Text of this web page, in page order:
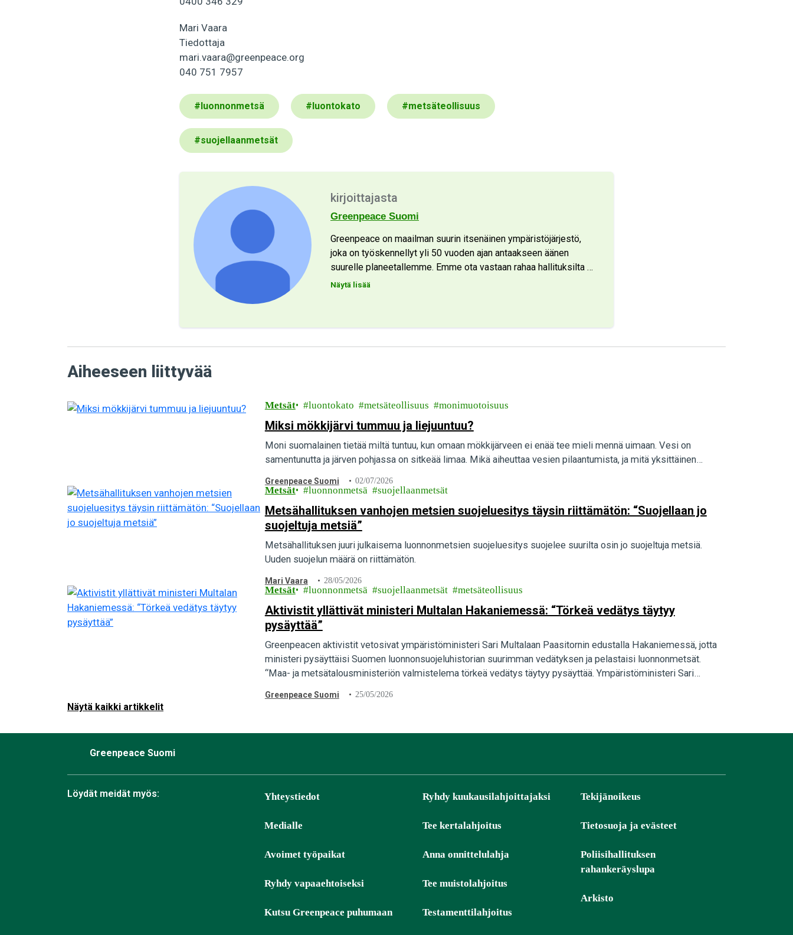
Mari Vaara
Tiedottaja
mari.vaara@greenpeace.org
040 751 7957
#luonnonmetsä #luontokato #metsäteollisuus
#suojellaanmetsät
kirjoittajasta
Greenpeace Suomi
Greenpeace on maailman suurin itsenäinen ympäristöjärjestö,
joka on työskennellyt yli 50 vuoden ajan antaakseen äänen
suurelle planeetallemme. Emme ota vastaan rahaa hallituksilta …
Näytä lisää
Aiheeseen liittyvää
Metsät luontokato metsäteollisuus monimuotoisuus
Miksi mökkijärvi tummuu ja liejuuntuu?
Moni suomalainen tietää miltä tuntuu, kun omaan mökkijärveen ei enää tee mieli mennä uimaan. Vesi on
samentunutta ja järven pohjassa on sitkeää limaa. Mikä aiheuttaa vesien pilaantumista, ja mitä yksittäinen…
Greenpeace Suomi 02/07/2026
Metsät luonnonmetsä suojellaanmetsät
Metsähallituksen vanhojen metsien suojeluesitys täysin riittämätön: “Suojellaan jo
suojeltuja metsiä”
Metsähallituksen juuri julkaisema luonnonmetsien suojeluesitys suojelee suurilta osin jo suojeltuja metsiä.
Uuden suojelun määrä on riittämätön.
Mari Vaara 28/05/2026
Metsät luonnonmetsä suojellaanmetsät metsäteollisuus
Aktivistit yllättivät ministeri Multalan Hakaniemessä: “Törkeä vedätys täytyy
pysäyttää”
Greenpeacen aktivistit vetosivat ympäristöministeri Sari Multalaan Paasitornin edustalla Hakaniemessä, jotta
ministeri pysäyttäisi Suomen luonnonsuojeluhistorian suurimman vedätyksen ja pelastaisi luonnonmetsät.
“Maa- ja metsätalousministeriön valmistelema törkeä vedätys täytyy pysäyttää. Ympäristöministeri Sari
Greenpeace Suomi 25/05/2026
Näytä kaikki artikkelit
Greenpeace Suomi
Löydät meidät myös: Yhteystiedot
Medialle
Avoimet työpaikat
Ryhdy vapaaehtoiseksi
Kutsu Greenpeace puhumaan
Ryhdy kuukausilahjoittajaksi
Tee kertalahjoitus
Anna onnittelulahja
Tee muistolahjoitus
Testamenttilahjoitus
Tekijänoikeus
Tietosuoja ja evästeet
Poliisihallituksen
rahankeräyslupa
Arkisto